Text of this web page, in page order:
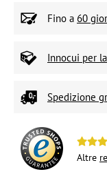
Fino a 60
Innocui per
Spedizione
Altre